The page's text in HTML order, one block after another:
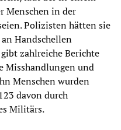
Menschen in der
Polizisten hätten sie
Handschellen
gibt zahlreiche Berichte
Misshandlungen und
Menschen wurden
davon durch
Militärs.